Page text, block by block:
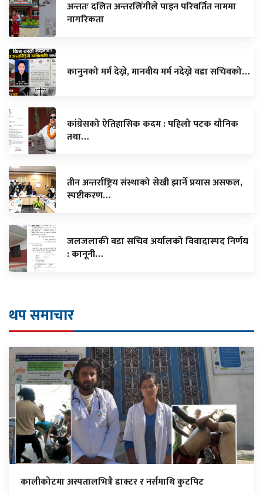
अन्ततः दलित अन्तरलिंगीले पाइन परिवर्तित नाममा
नागरिकता
कानुनको मर्म देख्ने, मानवीय मर्म नदेख्ने वडा सचिवको…
कांग्रेसको ऐतिहासिक कदम : पहिलो पटक यौनिक
तथा…
तीन अन्तर्राष्ट्रिय संस्थाको सेखी झार्ने प्रयास असफल,
स्पष्टीकरण…
जलजलाकी वडा सचिव अर्यालको विवादास्पद निर्णय
: कानूनी…
थप समाचार
कालीकोटमा अस्पतालभित्रै डाक्टर र नर्समाथि कुटपिट